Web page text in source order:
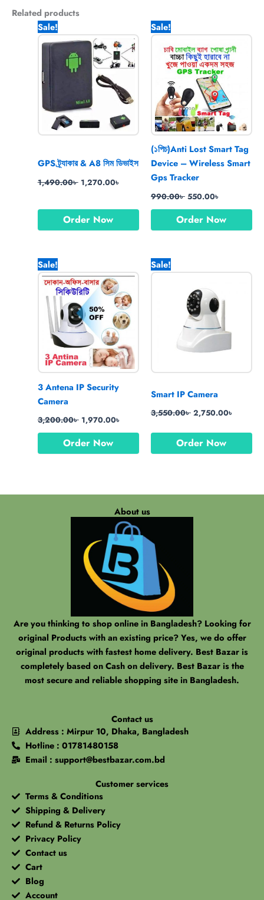
Related products
Sale!
GPS ট্র্যাকার & A8 সিম ডিভাইস
1,490.00৳
price
was:
1,490.00৳ .
1,270.00৳
price
is:
1,270.00৳ .
Order Now
Sale!
(১পিচ)Anti Lost Smart Tag
Device – Wireless Smart
Gps Tracker
990.00৳
price
was:
990.00৳ .
550.00৳
price
550.00৳ .
Order Now
Sale!
3 Antena IP Security
Camera
3,200.00৳
price
was:
3,200.00৳ .
1,970.00৳
price
1,970.00৳ .
Order Now
Sale!
Smart IP Camera
3,550.00৳
price
3,550.00৳ .
2,750.00৳
price
Order Now
About us
Are you thinking to shop online in Bangladesh? Looking for
original Products with an existing price? Yes, we do offer
original products with fastest home delivery. Best Bazar is
completely based on Cash on delivery. Best Bazar is the
most secure and reliable shopping site in Bangladesh.
Contact us
Address : Mirpur 10, Dhaka, Bangladesh
Hotline : 01781480158
Email : support@bestbazar.com.bd
Customer services
Terms & Conditions
Shipping & Delivery
Refund & Returns Policy
Privacy Policy
Contact us
Cart
Blog
Account